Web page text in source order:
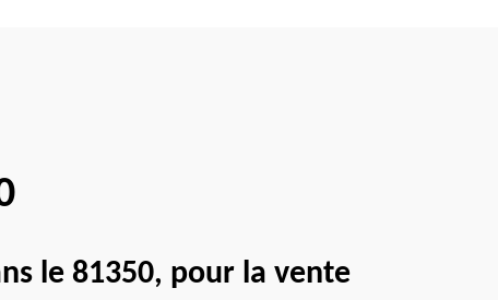
le 81350, pour la vente